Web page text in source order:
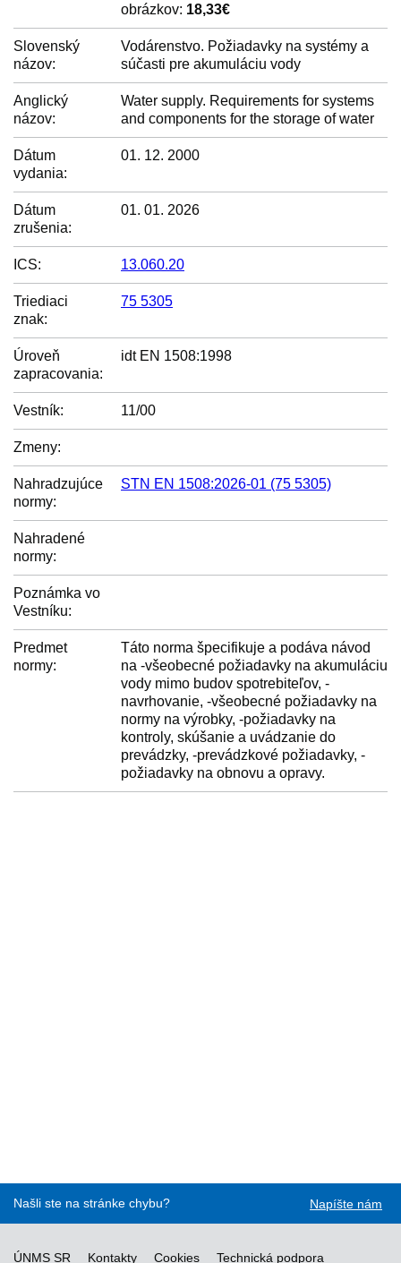
obrázkov: 18,33€
Slovenský
názov:
Vodárenstvo. Požiadavky na systémy a
súčasti pre akumuláciu vody
Anglický
názov:
Water supply. Requirements for systems
and components for the storage of water
Dátum
vydania:
01. 12. 2000
Dátum
zrušenia:
01. 01. 2026
ICS: 13.060.20
Triediaci
znak:
75 5305
Úroveň
zapracovania:
idt EN 1508:1998
Vestník: 11/00
Zmeny:
Nahradzujúce
normy:
STN EN 1508:2026-01 (75 5305)
Nahradené
normy:
Poznámka vo
Vestníku:
Predmet
normy:
Táto norma špecifikuje a podáva návod
na -všeobecné požiadavky na akumuláciu
vody mimo budov spotrebiteľov, -
navrhovanie, -všeobecné požiadavky na
normy na výrobky, -požiadavky na
kontroly, skúšanie a uvádzanie do
prevádzky, -prevádzkové požiadavky, -
požiadavky na obnovu a opravy.
Našli ste na stránke chybu? Napíšte nám
ÚNMS SR Kontakty Cookies Technická podpora